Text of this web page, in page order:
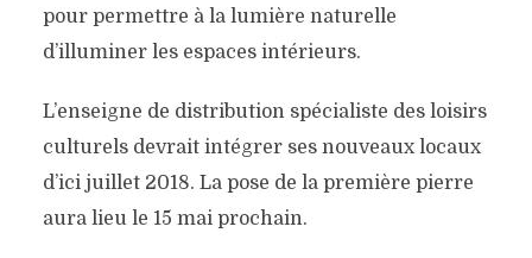
pour permettre à la lumière naturelle
d’illuminer les espaces intérieurs.
L’enseigne de distribution spécialiste des loisirs
culturels devrait intégrer ses nouveaux locaux
d’ici juillet 2018. La pose de la première pierre
aura lieu le 15 mai prochain.